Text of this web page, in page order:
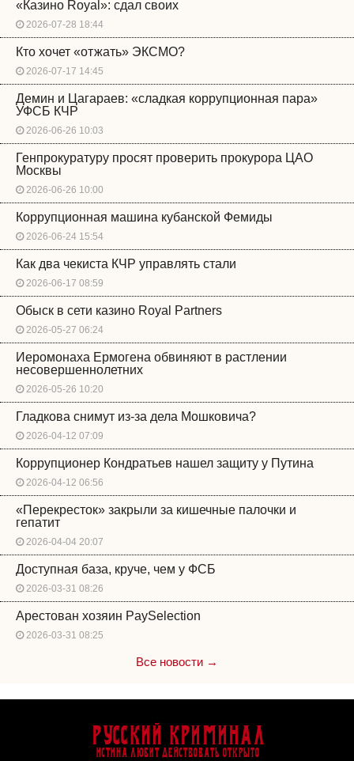
«Казино Royal»: сдал своих
2026-07-28 18:44
Кто хочет «отжать» ЭКСМО?
2026-07-17 14:45
Демин и Цагараев: «сладкая коррупционная пара»
УФСБ КЧР
2026-06-26 10:03
Генпрокуратуру просят проверить прокурора ЦАО
Москвы
2026-06-26 10:00
Коррупционная машина кубанской Фемиды
2026-06-24 15:54
Как два чекиста КЧР управлять стали
2026-06-17 08:59
Обыск в сети казино Royal Partners
2026-05-27 06:24
Иеромонаха Ермогена обвиняют в растлении
несовершеннолетних
2026-05-26 10:20
Гладкова снимут из-за дела Мошковича?
2026-04-12 07:09
Коррупционер Кондратьев нашел защиту у Путина
2026-04-12 06:56
«Перекресток» закрыли за кишечные палочки и
гепатит
2026-04-04 20:07
Доступная база, круче, чем у ФСБ
2026-03-31 08:26
Арестован хозяин PaySelection
2026-03-31 08:25
Все новости →
Русский Криминал
Истина любит действовать открыто